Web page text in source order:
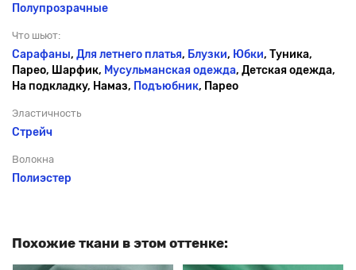
Полупрозрачные
Что шьют:
Сарафаны, Для летнего платья, Блузки, Юбки, Туника,
Парео, Шарфик, Мусульманская одежда, Детская одежда,
На подкладку, Намаз, Подъюбник, Парео
Эластичность
Стрейч
Волокна
Полиэстер
Похожие ткани в этом оттенке: